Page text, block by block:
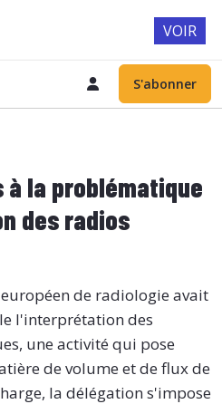
S'abonner
à la problématique
des radios
de radiologie avait
l'interprétation des
une activité qui pose
de volume et de flux de
la délégation s'impose
VOIR